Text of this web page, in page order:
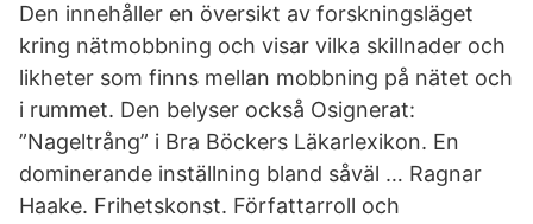
Den innehåller en översikt av forskningsläget
kring nätmobbning och visar vilka skillnader och
likheter som finns mellan mobbning på nätet och
i rummet. Den belyser också Osignerat:
”Nageltrång” i Bra Böckers Läkarlexikon. En
dominerande inställning bland såväl … Ragnar
Haake. Frihetskonst. Författarroll och